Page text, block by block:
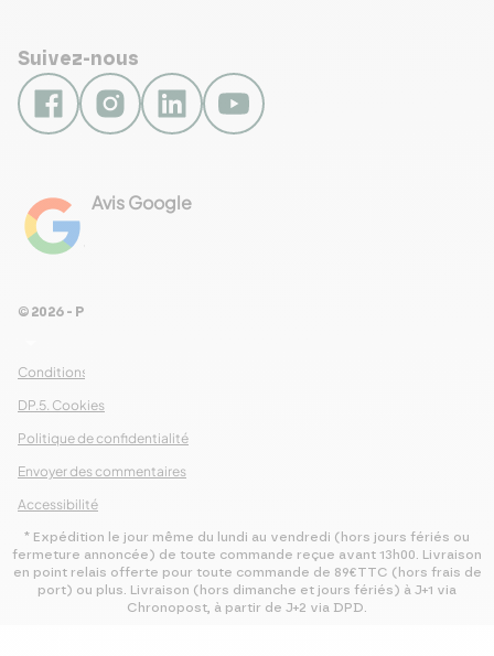
Suivez-nous
Avis Google
Conditions Générales de Ventes
DP.5. Cookies
Politique de confidentialité
Envoyer des commentaires
Accessibilité
© 2026 - Pour Les Gourmets
* Expédition le jour même du lundi au vendredi (hors jours fériés ou
fermeture annoncée) de toute commande reçue avant 13h00. Livraison
en point relais offerte pour toute commande de 89€TTC (hors frais de
port) ou plus. Livraison (hors dimanche et jours fériés) à J+1 via
Chronopost, à partir de J+2 via DPD.